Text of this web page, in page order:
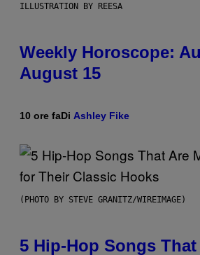
ILLUSTRATION BY REESA
Weekly Horoscope:
August 15
10 ore faDi Ashley Fike
(PHOTO BY STEVE GRANITZ/WIREIMAGE)
5 Hip-Hop Songs